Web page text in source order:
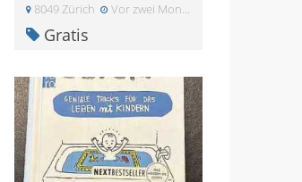
8049 Zürich Vor zwei Monaten
Gratis